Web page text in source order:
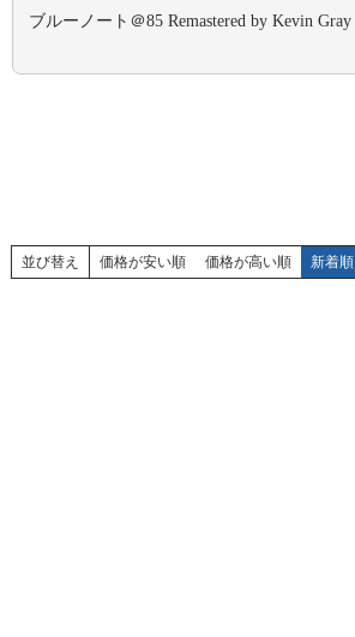
ブルーノート＠85 Remastered by Kevin Gray
並び替え 価格が安い順 価格が高い順 新着順